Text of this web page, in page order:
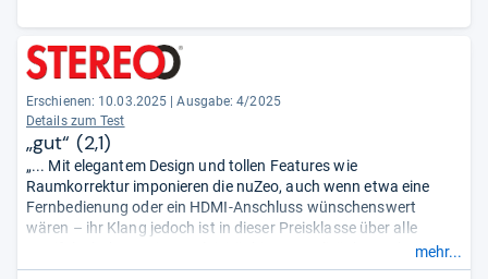
Erschienen: 10.03.2025 | Ausgabe: 4/2025
Details zum Test
„gut“ (2,1)
„... Mit elegantem Design und tollen Features wie
Raumkorrektur imponieren die nuZeo, auch wenn etwa eine
Fernbedienung oder ein HDMI-Anschluss wünschenswert
wären – ihr Klang jedoch ist in dieser Preisklasse über alle
Zweifel erhaben. Mit Impulsivität bis Neutralität bestechen sie,
spielen stets lebhaft und präsent, ohne jemals flach zu wirken.
mehr...